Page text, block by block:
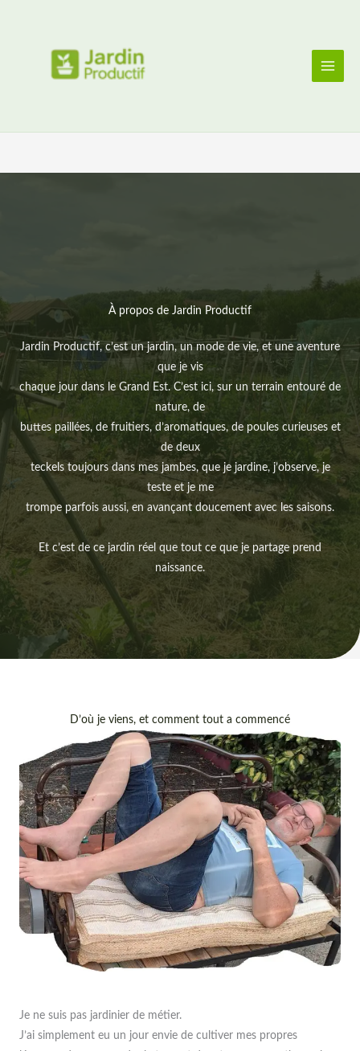
À propos de Jardin Productif
Jardin Productif, c’est un jardin, un mode de vie, et une aventure
que je vis
chaque jour dans le Grand Est. C’est ici, sur un terrain entouré de
nature, de
buttes paillées, de fruitiers, d’aromatiques, de poules curieuses et
de deux
teckels toujours dans mes jambes, que je jardine, j’observe, je
teste et je me
trompe parfois aussi, en avançant doucement avec les saisons.
Et c’est de ce jardin réel que tout ce que je partage prend
naissance.
D’où je viens, et comment tout a commencé
Je ne suis pas jardinier de métier.
J’ai simplement eu un jour envie de cultiver mes propres